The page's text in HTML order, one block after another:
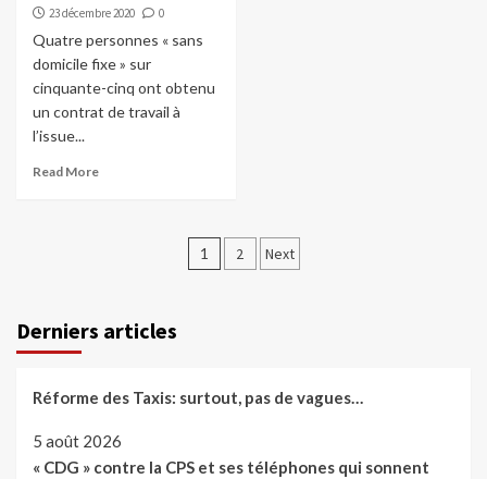
23 décembre 2020 0
Quatre personnes « sans
domicile fixe » sur
cinquante-cinq ont obtenu
un contrat de travail à
l’issue...
Read More
Pagination
1 2 Next
Derniers articles
Réforme des Taxis: surtout, pas de vagues…
5 août 2026
« CDG » contre la CPS et ses téléphones qui sonnent